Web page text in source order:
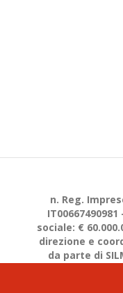
n. Reg.
IT00667490981
sociale: €
direzione e
da parte di